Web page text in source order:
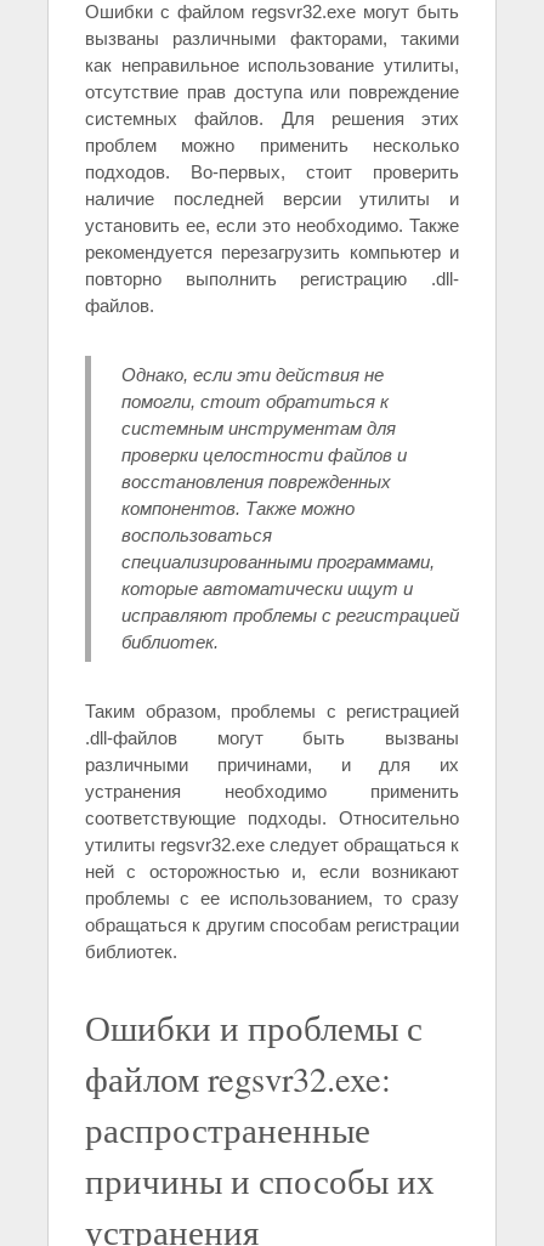
Ошибки с файлом regsvr32.exe могут быть
вызваны различными факторами, такими
как неправильное использование утилиты,
отсутствие прав доступа или повреждение
системных файлов. Для решения этих
проблем можно применить несколько
подходов. Во-первых, стоит проверить
наличие последней версии утилиты и
установить ее, если это необходимо. Также
рекомендуется перезагрузить компьютер и
повторно выполнить регистрацию .dll-
файлов.
Однако, если эти действия не
помогли, стоит обратиться к
системным инструментам для
проверки целостности файлов и
восстановления поврежденных
компонентов. Также можно
воспользоваться
специализированными программами,
которые автоматически ищут и
исправляют проблемы с регистрацией
библиотек.
Таким образом, проблемы с регистрацией
.dll-файлов могут быть вызваны
различными причинами, и для их
устранения необходимо применить
соответствующие подходы. Относительно
утилиты regsvr32.exe следует обращаться к
ней с осторожностью и, если возникают
проблемы с ее использованием, то сразу
обращаться к другим способам регистрации
библиотек.
Ошибки и проблемы с
файлом regsvr32.exe:
распространенные
причины и способы их
устранения